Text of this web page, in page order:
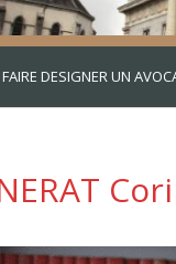
FAIRE DESIGNER UN